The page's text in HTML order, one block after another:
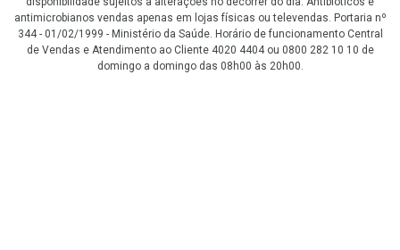
antimicrobianos vendas apenas em lojas físicas ou televendas. Portaria nº
344 - 01/02/1999 - Ministério da Saúde. Horário de funcionamento Central
de Vendas e Atendimento ao Cliente 4020 4404 ou 0800 282 10 10 de
domingo a domingo das 08h00 às 20h00.